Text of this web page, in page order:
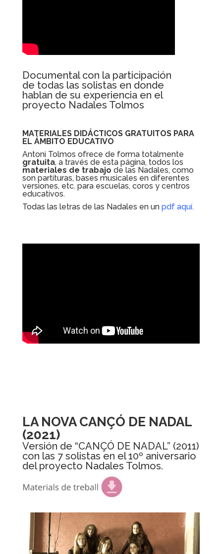
Documental con la participación
de todas las solistas en donde
hablan de su experiencia en el
proyecto Nadales Tolmos
MATERIALES DIDÁCTICOS GRATUITOS PARA
EL ÁMBITO EDUCATIVO
Antoni Tolmos ofrece de forma totalmente
gratuita, a través de esta página, todos los
materiales de trabajo de las Nadales, como
son partituras, bases musicales en diferentes
versiones, etc. para escuelas, coros y centros
educativos.
Todas las letras de las Nadales en un pdf aquí.
LA NOVA CANÇÓ DE NADAL
(2021)
Versión de “CANÇÓ DE NADAL” (2011)
con las 7 solistas en el 10º aniversario
del proyecto Nadales Tolmos.